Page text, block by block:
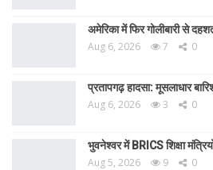
अमेरिका में फिर गोलीबारी से
Aug 6, 2026 7 0
प्रतापगढ़ हादसा: मूसलाधार
Aug 6, 2026 3 0
भुवनेश्वर में BRICS शिक्षा
Aug 5, 2026 9 0